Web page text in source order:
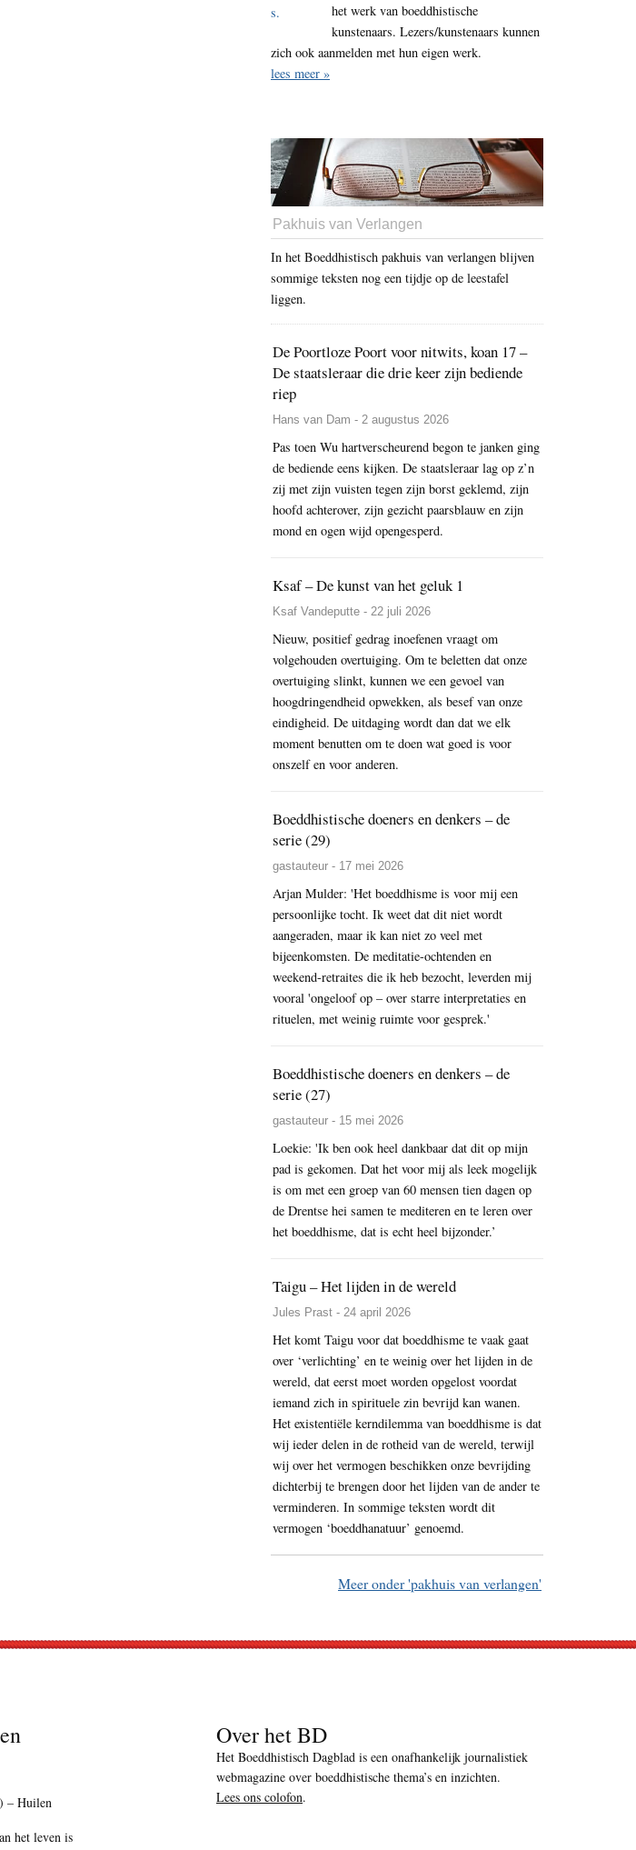
het werk van boeddhistische
kunstenaars. Lezers/kunstenaars kunnen
zich ook aanmelden met hun eigen werk.
lees meer »
Pakhuis van Verlangen
In het Boeddhistisch pakhuis van verlangen blijven
sommige teksten nog een tijdje op de leestafel
liggen.
De Poortloze Poort voor nitwits, koan 17 –
De staatsleraar die drie keer zijn bediende
riep
Hans van Dam - 2 augustus 2026
Pas toen Wu hartverscheurend begon te janken ging
de bediende eens kijken. De staatsleraar lag op z’n
zij met zijn vuisten tegen zijn borst geklemd, zijn
hoofd achterover, zijn gezicht paarsblauw en zijn
mond en ogen wijd opengesperd.
Ksaf – De kunst van het geluk 1
Ksaf Vandeputte - 22 juli 2026
Nieuw, positief gedrag inoefenen vraagt om
volgehouden overtuiging. Om te beletten dat onze
overtuiging slinkt, kunnen we een gevoel van
hoogdringendheid opwekken, als besef van onze
eindigheid. De uitdaging wordt dan dat we elk
moment benutten om te doen wat goed is voor
onszelf en voor anderen.
Boeddhistische doeners en denkers – de
serie (29)
gastauteur - 17 mei 2026
Arjan Mulder: 'Het boeddhisme is voor mij een
persoonlijke tocht. Ik weet dat dit niet wordt
aangeraden, maar ik kan niet zo veel met
bijeenkomsten. De meditatie-ochtenden en
weekend-retraites die ik heb bezocht, leverden mij
vooral 'ongeloof op – over starre interpretaties en
rituelen, met weinig ruimte voor gesprek.'
Boeddhistische doeners en denkers – de
serie (27)
gastauteur - 15 mei 2026
Loekie: 'Ik ben ook heel dankbaar dat dit op mijn
pad is gekomen. Dat het voor mij als leek mogelijk
is om met een groep van 60 mensen tien dagen op
de Drentse hei samen te mediteren en te leren over
het boeddhisme, dat is echt heel bijzonder.’
Taigu – Het lijden in de wereld
Jules Prast - 24 april 2026
Het komt Taigu voor dat boeddhisme te vaak gaat
over ‘verlichting’ en te weinig over het lijden in de
wereld, dat eerst moet worden opgelost voordat
iemand zich in spirituele zin bevrijd kan wanen.
Het existentiële kerndilemma van boeddhisme is dat
wij ieder delen in de rotheid van de wereld, terwijl
wij over het vermogen beschikken onze bevrijding
dichterbij te brengen door het lijden van de ander te
verminderen. In sommige teksten wordt dit
vermogen ‘boeddhanatuur’ genoemd.
Meer onder 'pakhuis van verlangen'
– Huilen
het leven is
Over het BD
Het Boeddhistisch Dagblad is een onafhankelijk journalistiek
webmagazine over boeddhistische thema’s en inzichten.
Lees ons colofon.